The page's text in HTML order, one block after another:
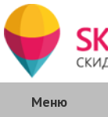
Меню